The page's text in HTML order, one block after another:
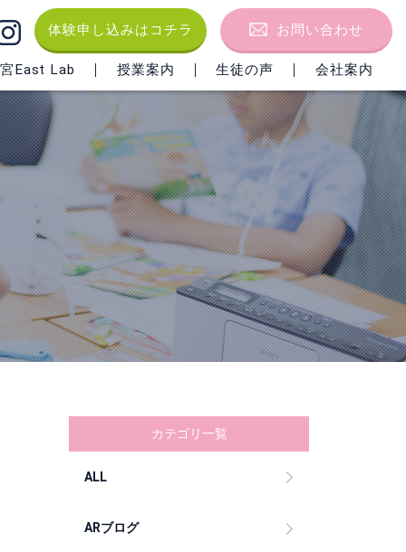
East Lab 授業案内 生徒の声 会社案内
体験申し込みはコチラ お問い合わせ
カテゴリ一覧
ALL
ARブログ